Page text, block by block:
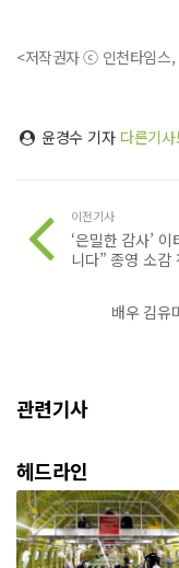
<저작권자 ⓒ 인천타임스,
윤경수 기자 다른기사
이전기사
‘은밀한 감사’
니다” 종영 소감
배우 김유
관련기사
헤드라인